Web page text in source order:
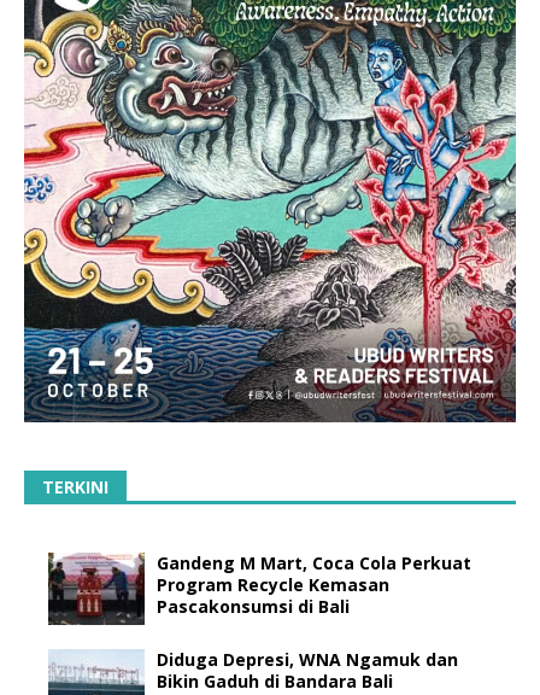
TERKINI
Gandeng M Mart, Coca Cola Perkuat
Program Recycle Kemasan
Pascakonsumsi di Bali
Diduga Depresi, WNA Ngamuk dan
Bikin Gaduh di Bandara Bali